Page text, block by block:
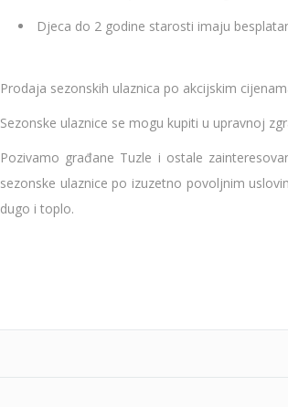
Djeca do 2 godine starosti imaju
Prodaja sezonskih ulaznica po akcijskim
Sezonske ulaznice se mogu kupiti u upravnoj
Pozivamo građane Tuzle i ostale
sezonske ulaznice po izuzetno povoljnim
dugo i toplo.